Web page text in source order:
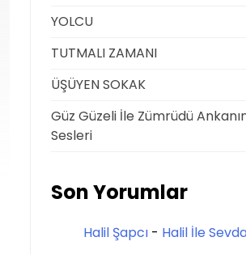
YOLCU
TUTMALI ZAMANI
ÜŞÜYEN SOKAK
Güz Güzeli İle Zümrüdü
Sesleri
Son Yorumlar
Halil Şapcı - Halil İle